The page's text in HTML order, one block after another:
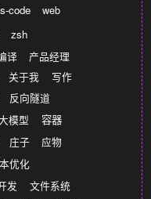
code
web
zsh
译
产品经理
关于我
写作
反向隧道
模型
容器
庄子
应物
优化
发
文件系统